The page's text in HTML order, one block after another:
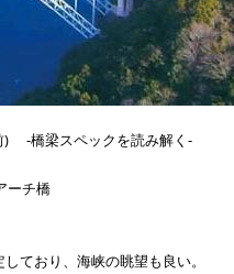
) -橋梁スペックを読み解く-
ーチ橋
ており、海峡の眺望も良い。